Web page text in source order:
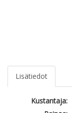
Lisätiedot
Kustantaja: